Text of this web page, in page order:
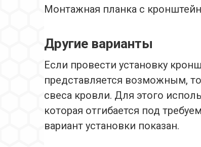
Монтажная планка с
Другие варианты
Если провести установку
представляется возможным,
свеса кровли. Для этого
которая отгибается под
вариант установки показан.